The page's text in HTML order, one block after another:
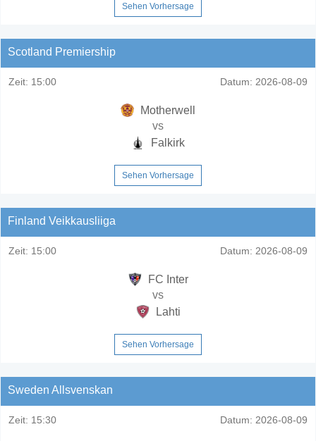
Sehen Vorhersage
Scotland Premiership
Zeit: 15:00 Datum: 2026-08-09
Motherwell
vs
Falkirk
Sehen Vorhersage
Finland Veikkausliiga
Zeit: 15:00 Datum: 2026-08-09
FC Inter
vs
Lahti
Sehen Vorhersage
Sweden Allsvenskan
Zeit: 15:30 Datum: 2026-08-09